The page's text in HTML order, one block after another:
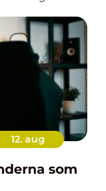
12. aug
som